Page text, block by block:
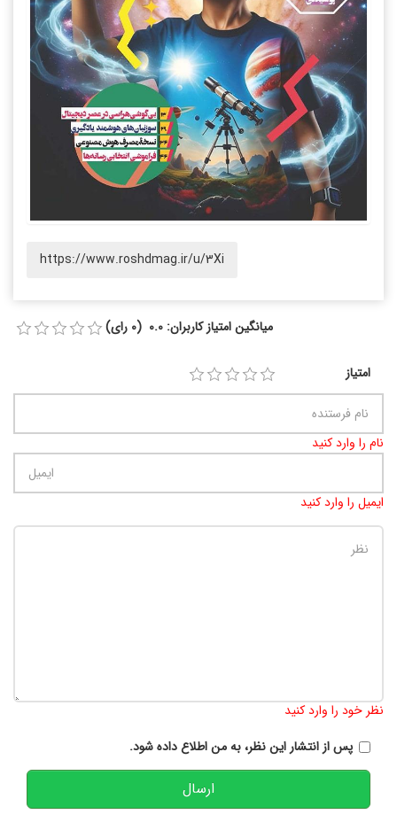
https://www.roshdmag.ir/u/3Xi
میانگین امتیاز کاربران: 0.0 (0 رای)
امتیاز
نام را وارد کنید
ایمیل را وارد کنید
نظر خود را وارد کنید
پس از انتشار این نظر، به من اطلاع داده شود.
ارسال